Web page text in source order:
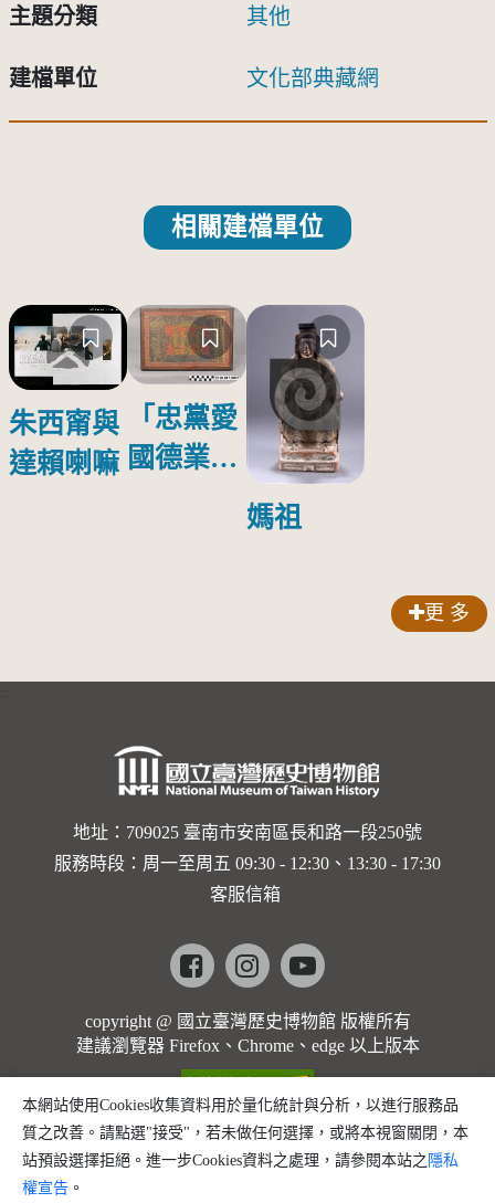
主題分類 其他
建檔單位 文化部典藏網
相關建檔單位
朱西甯與
達賴喇嘛
「忠黨愛
國德業並
媽祖
更 多
地址：709025 臺南市安南區長和路一段250號
服務時段：周一至周五 09:30 - 12:30、13:30 - 17:30
客服信箱
Facebookinstagramyoutube
copyright @ 國立臺灣歷史博物館 版權所有
建議瀏覽器 Firefox、Chrome、edge 以上版本
本網站使用Cookies收集資料用於量化統計與分析，以進行服務品
質之改善。請點選"接受"，若未做任何選擇，或將本視窗關閉，本
站預設選擇拒絕。進一步Cookies資料之處理，請參閱本站之 隱私
權宣告 。